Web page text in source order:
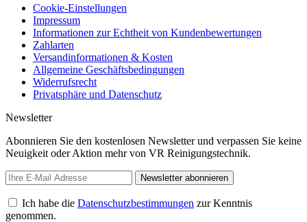
Cookie-Einstellungen
Impressum
Informationen zur Echtheit von Kundenbewertungen
Zahlarten
Versandinformationen & Kosten
Allgemeine Geschäftsbedingungen
Widerrufsrecht
Privatsphäre und Datenschutz
Newsletter
Abonnieren Sie den kostenlosen Newsletter und verpassen Sie keine
Neuigkeit oder Aktion mehr von VR Reinigungstechnik.
Newsletter abonnieren
Ich habe die Datenschutzbestimmungen zur Kenntnis
genommen.